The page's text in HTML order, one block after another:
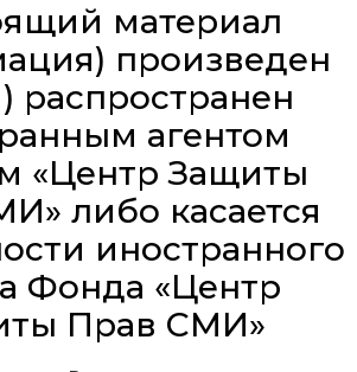
материал
произведен
распространен
агентом
«Центр Защиты
либо касается
иностранного
Фонда «Центр
Прав СМИ»